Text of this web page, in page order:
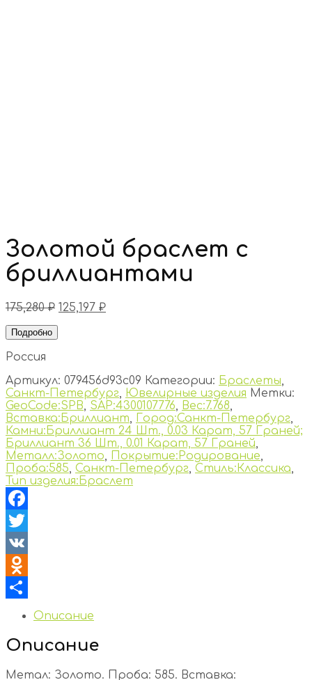
Золотой браслет с
бриллиантами
175,280₽ 125,197 ₽
Подробно
Россия
Артикул: 079456d93c09 Категории: Браслеты,
Санкт-Петербург, Ювелирные изделия Метки:
GeoCode:SPB, SAP:4300107776, Вес:7.768,
Вставка:Бриллиант, Город:Санкт-Петербург,
Камни:Бриллиант 24 Шт., 0.03 Карат, 57 Граней;
Бриллиант 36 Шт., 0.01 Карат, 57 Граней,
Металл:Золото, Покрытие:Родирование,
Проба:585, Санкт-Петербург, Стиль:Классика,
Тип изделия:Браслет
Facebook
Twitter
VK
Odnoklassniki
Отправить
Описание
Описание
Метал: Золото. Проба: 585. Вставка: